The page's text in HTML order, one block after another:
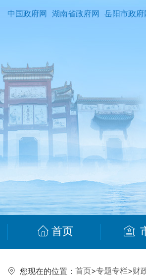
中国政府网 湖南省政府网 岳阳市政府
首页
您现在的位置： 首页>专题专栏>财